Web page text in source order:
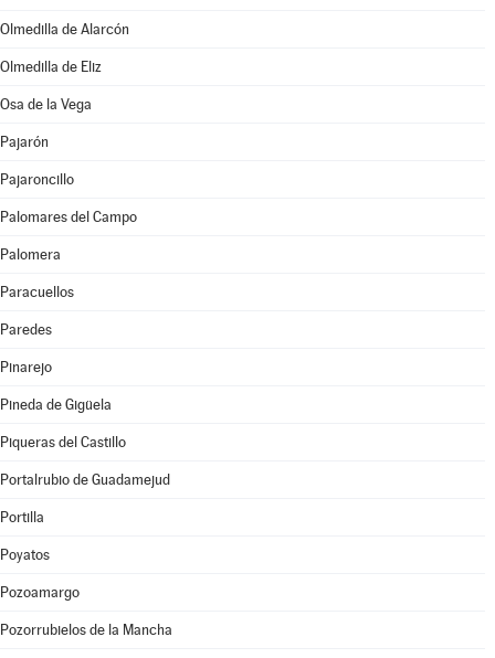
Olmedilla de Alarcón
Olmedilla de Eliz
Osa de la Vega
Pajarón
Pajaroncillo
Palomares del Campo
Palomera
Paracuellos
Paredes
Pinarejo
Pineda de Gigüela
Piqueras del Castillo
Portalrubio de Guadamejud
Portilla
Poyatos
Pozoamargo
Pozorrubielos de la Mancha